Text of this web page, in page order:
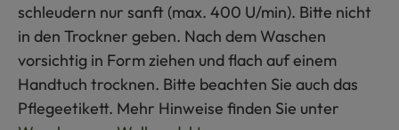
schleudern nur sanft (max. 400 U/min). Bitte nicht
in den Trockner geben. Nach dem Waschen
vorsichtig in Form ziehen und flach auf einem
Handtuch trocknen. Bitte beachten Sie auch das
Pflegeetikett. Mehr Hinweise finden Sie unter